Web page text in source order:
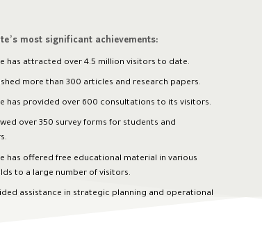
most significant achievements:
has attracted over 4.5 million visitors to date.
more than 300 articles and research papers.
has provided over 600 consultations to its visitors.
over 350 survey forms for students and
has offered free educational material in various
to a large number of visitors.
assistance in strategic planning and operational